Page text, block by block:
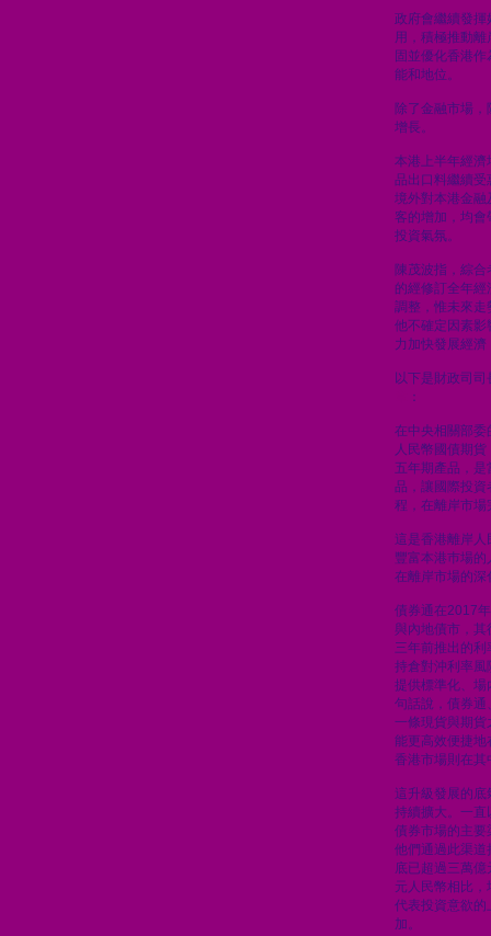
政府會繼續發揮
用，積極推動
固並優化香港
能和地位。
除了金融市場
增長。
本港上半年經
品出口料繼續受
境外對本港金融
客的增加，均會
投資氣氛。
陳茂波指，綜
的經修訂全年
調整，惟未來走
他不確定因素影
力加快發展經
以下是財政司
：
在中央相關部委
人民幣國債期
五年期產品，
品，讓國際投資
程，在離岸市場
這是香港離岸
豐富本港巿場
在離岸市場的深
債券通在2017
與內地債市，
三年前推出的
持倉對沖利率風
提供標準化、場
句話說，債券通
一條現貨與期貨
能更高效便捷地
香港市場則在其
這升級發展的
持續擴大。一直
債券市場的主要
他們通過此渠
底已超過三萬
元人民幣相比
代表投資意欲的
加。